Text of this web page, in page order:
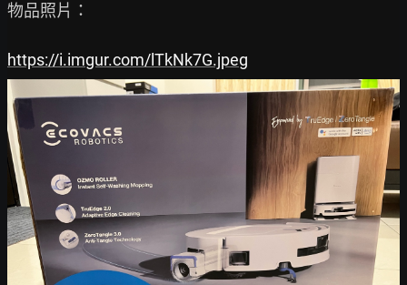
物品照片：
https://i.imgur.com/lTkNk7G.jpeg